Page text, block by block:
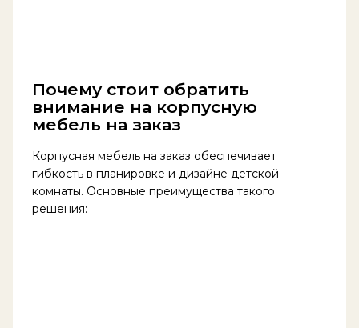
Почему стоит обратить
внимание на корпусную
мебель на заказ
Корпусная мебель на заказ обеспечивает
гибкость в планировке и дизайне детской
комнаты. Основные преимущества такого
решения: